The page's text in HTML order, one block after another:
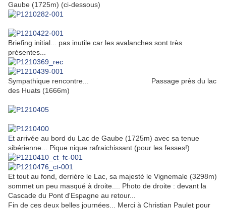
Gaube (1725m) (ci-dessous)
Briefing initial... pas inutile car les avalanches sont très
présentes...
Sympathique rencontre... Passage près du lac
des Huats (1666m)
Et arrivée au bord du Lac de Gaube (1725m) avec sa tenue
sibérienne... Pique nique rafraichissant (pour les fesses!)
Et tout au fond, derrière le Lac, sa majesté le Vignemale (3298m)
sommet un peu masqué à droite.... Photo de droite : devant la
Cascade du Pont d'Espagne au retour...
Fin de ces deux belles journées... Merci à Christian Paulet pour